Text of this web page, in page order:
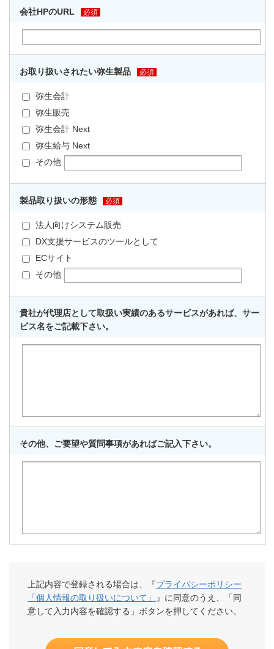
会社HPのURL 必須
お取り扱いされたい弥生製品 必須
弥生会計
弥生販売
弥生会計 Next
弥生給与 Next
その他
製品取り扱いの形態 必須
法人向けシステム販売
DX支援サービスのツールとして
ECサイト
その他
貴社が代理店として取扱い実績のあるサービスがあれば、サー
ビス名をご記載下さい。
その他、ご要望や質問事項があればご記入下さい。
上記内容で登録される場合は、『プライバシーポリシー
「個人情報の取り扱いについて」
』に同意のうえ、「同
意して入力内容を確認する」ボタンを押してください。